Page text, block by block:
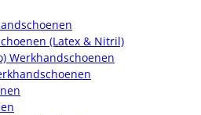
(Latex & Nitril)
Werkhandschoenen